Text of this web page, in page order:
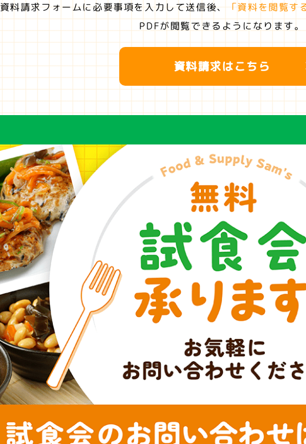
資料請求フォームに必要事項を入力して送信後、
「資料を閲覧す
PDFが閲覧できるようになります。
資料請求はこちら